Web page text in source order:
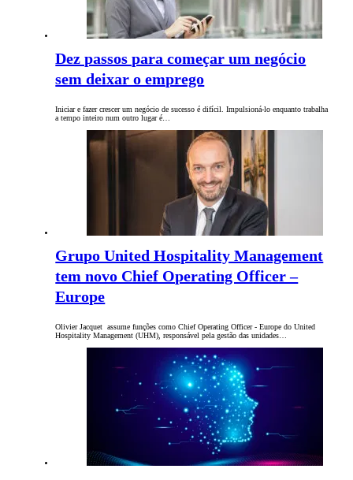
Dez passos para começar um negócio
sem deixar o emprego
Iniciar e fazer crescer um negócio de sucesso é difícil. Impulsioná-lo enquanto trabalha
a tempo inteiro num outro lugar é…
Grupo United Hospitality Management
tem novo Chief Operating Officer –
Europe
Olivier Jacquet assume funções como Chief Operating Officer - Europe do United
Hospitality Management (UHM), responsável pela gestão das unidades…